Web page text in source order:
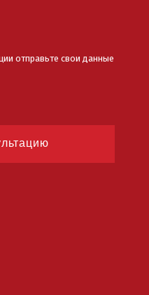
отправьте свои данные